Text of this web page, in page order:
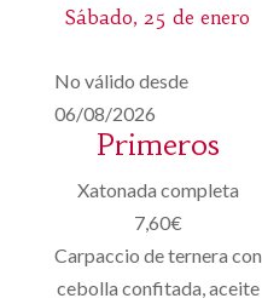
Sábado, 25 de enero
No válido desde
06/08/2026
Primeros
Xatonada completa
7,60€
Carpaccio de ternera con
cebolla confitada, aceite